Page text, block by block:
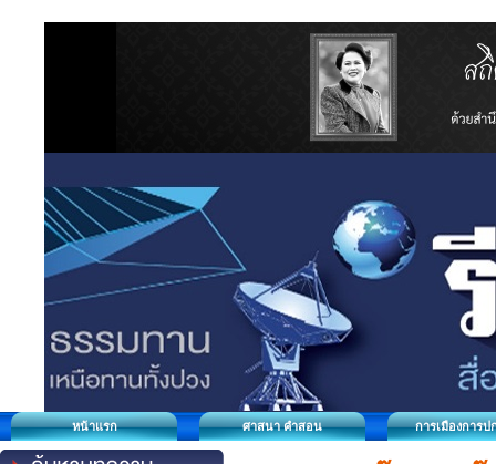
หน้าแรก ศาสนา คำสอน การเมืองการป